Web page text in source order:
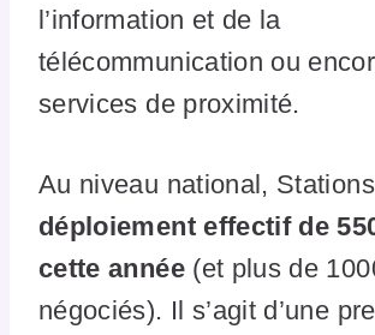
l’information et de la
télécommunication ou
services de proximité.
Au niveau national,
déploiement effectif de
cette année(et plus de
négociés). Il s’agit d’une